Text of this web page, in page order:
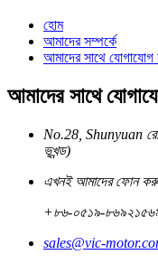
হোম
আমাদের সম্পর্কে
আমাদের সাথে
আমাদের সাথে
No.28, Shunyuan
ভূখন্ড)
এখনই আমাদের ফোন
+৮৬-০৫১৯-
sales@vic-